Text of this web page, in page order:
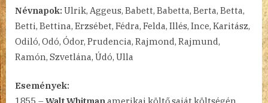
on
Július
4.
bejegyzéshez
Névnapok: Ulrik, Aggeus, Babett, Babetta, Berta, Betta,
Betti, Bettina, Erzsébet, Fédra, Felda, Illés, Ince, Karitász,
Odiló, Odó, Ódor, Prudencia, Rajmond, Rajmund,
Ramón, Szvetlána, Údó, Ulla
Események: